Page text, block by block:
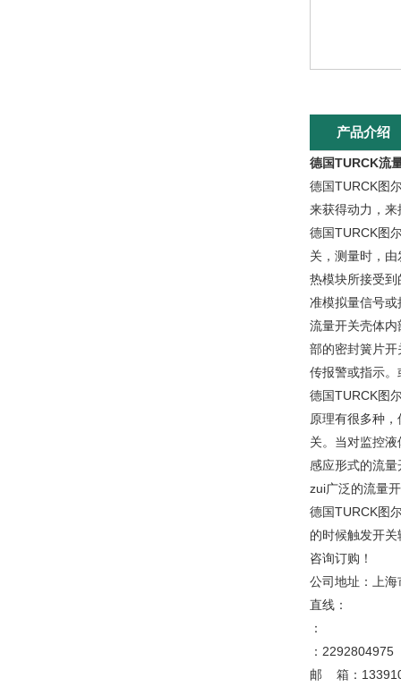
产品介绍
德国TURCK流
德国TURCK图
来获得动力，
德国TURCK图
关，测量时，
热模块所接受
准模拟量信号
流量开关壳体
部的密封簧片
传报警或指示
德国TURCK图
原理有很多种
关。当对监控
感应形式的流
zui广泛的流量
德国TURCK图
的时候触发开
咨询订购！
公司地址：上
直线：
：
：2292804975
邮 箱：